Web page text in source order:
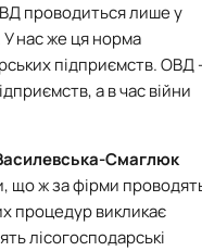
проводиться лише у
У нас же ця норма
підприємств. ОВД
а в час війни
Смаглюк
що ж за фірми
процедур викликає
лісогосподарські